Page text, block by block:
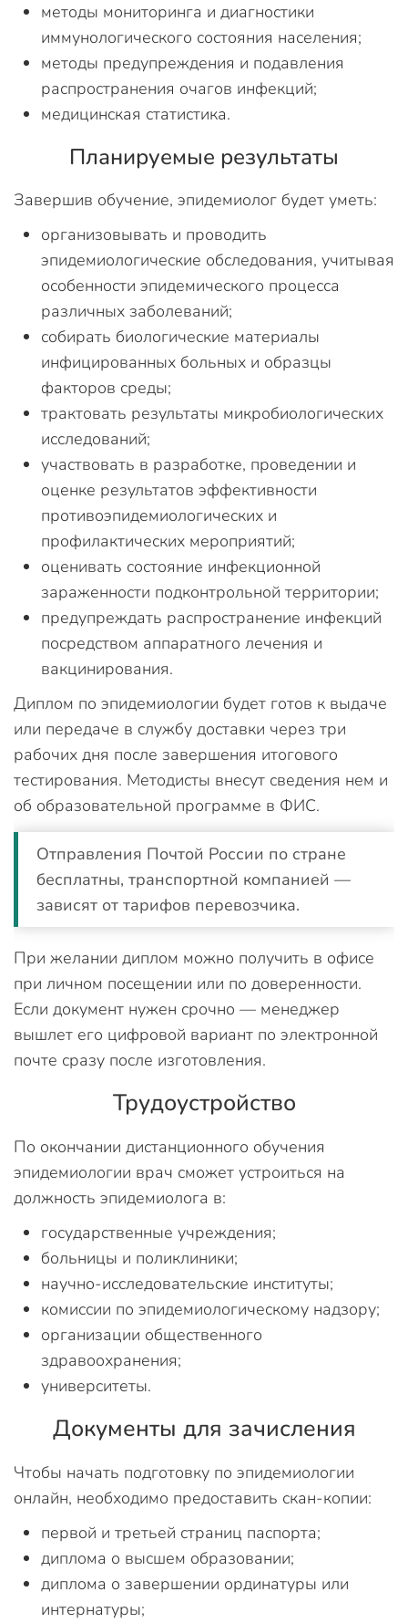
методы мониторинга и диагностики
иммунологического состояния населения;
методы предупреждения и подавления
распространения очагов инфекций;
медицинская статистика.
Планируемые результаты
Завершив обучение, эпидемиолог будет уметь:
организовывать и проводить
эпидемиологические обследования, учитывая
особенности эпидемического процесса
различных заболеваний;
собирать биологические материалы
инфицированных больных и образцы
факторов среды;
трактовать результаты микробиологических
исследований;
участвовать в разработке, проведении и
оценке результатов эффективности
противоэпидемиологических и
профилактических мероприятий;
оценивать состояние инфекционной
зараженности подконтрольной территории;
предупреждать распространение инфекций
посредством аппаратного лечения и
вакцинирования.
Диплом по эпидемиологии будет готов к выдаче
или передаче в службу доставки через три
рабочих дня после завершения итогового
тестирования. Методисты внесут сведения нем и
об образовательной программе в ФИС.
Отправления Почтой России по стране
бесплатны, транспортной компанией —
зависят от тарифов перевозчика.
При желании диплом можно получить в офисе
при личном посещении или по доверенности.
Если документ нужен срочно — менеджер
вышлет его цифровой вариант по электронной
почте сразу после изготовления.
Трудоустройство
По окончании дистанционного обучения
эпидемиологии врач сможет устроиться на
должность эпидемиолога в:
государственные учреждения;
больницы и поликлиники;
научно-исследовательские институты;
комиссии по эпидемиологическому надзору;
организации общественного
здравоохранения;
университеты.
Документы для зачисления
Чтобы начать подготовку по эпидемиологии
онлайн, необходимо предоставить скан-копии:
первой и третьей страниц паспорта;
диплома о высшем образовании;
диплома о завершении ординатуры или
интернатуры;